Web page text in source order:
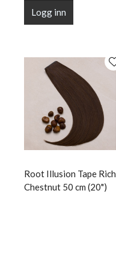
Logg inn
Root Illusion Tape Rich
Chestnut 50 cm (20")